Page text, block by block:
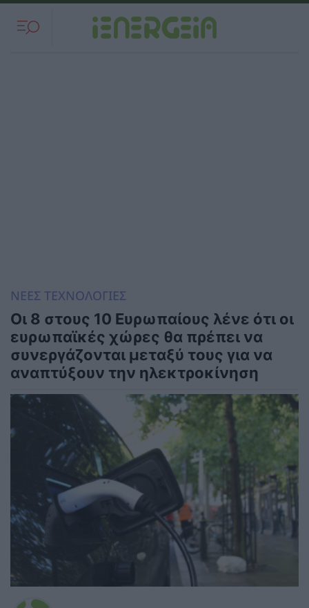
ΝΕΕΣ ΤΕΧΝΟΛΟΓΙΕΣ
Οι 8 στους 10 Ευρωπαίους λένε ότι οι
ευρωπαϊκές χώρες θα πρέπει να
συνεργάζονται μεταξύ τους για να
αναπτύξουν την ηλεκτροκίνηση